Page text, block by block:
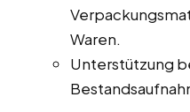
Waren.
Unterstützung